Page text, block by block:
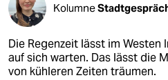
Kolumne
Die Regenzeit lässt im
auf sich warten. Das lässt die
von kühleren Zeiten träumen.